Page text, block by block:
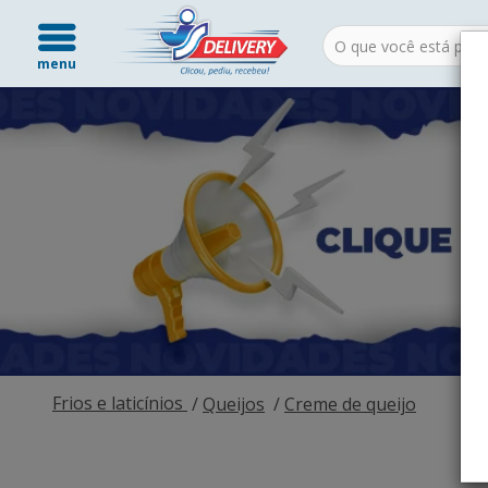
menu
Frios e laticínios Queijos Creme de queijo